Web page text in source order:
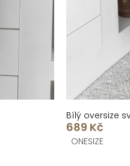
Bílý oversize
689 Kč
ONESIZE